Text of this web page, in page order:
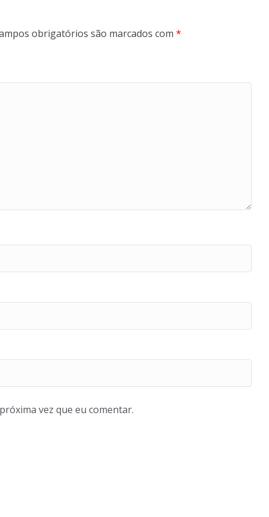
obrigatórios são marcados com *
vez que eu comentar.